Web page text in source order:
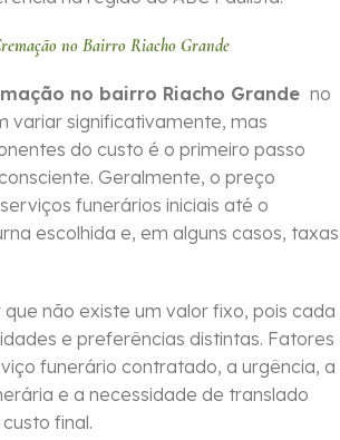
no Bairro Riacho Grande
no bairro Riacho Grande no
variar significativamente, mas
do custo é o primeiro passo
Geralmente, o preço
funerários iniciais até o
escolhida e, em alguns casos, taxas
não existe um valor fixo, pois cada
e preferências distintas. Fatores
funerário contratado, a urgência, a
e a necessidade de translado
final.